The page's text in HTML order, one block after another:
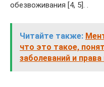
обезвоживания [4, 5]. .
Читайте также:
что это такое,
заболеваний и